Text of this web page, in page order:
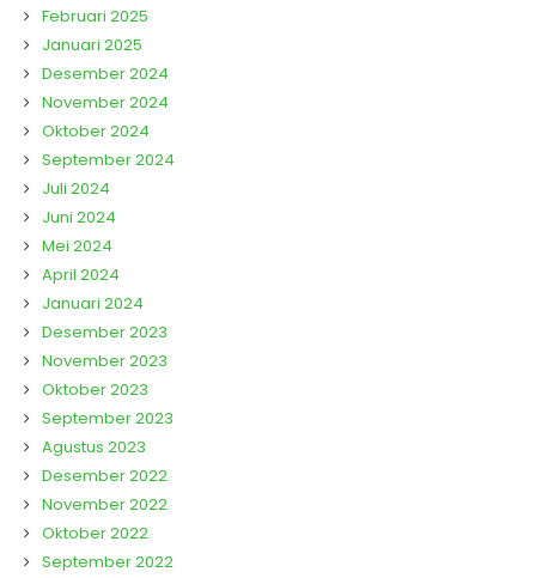
Februari 2025
Januari 2025
Desember 2024
November 2024
Oktober 2024
September 2024
Juli 2024
Juni 2024
Mei 2024
April 2024
Januari 2024
Desember 2023
November 2023
Oktober 2023
September 2023
Agustus 2023
Desember 2022
November 2022
Oktober 2022
September 2022